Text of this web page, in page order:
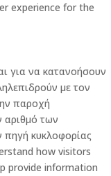
experience for the
για να κατανοήσουν
με τον
παροχή
αριθμό των
κυκλοφορίας
how visitors
provide information